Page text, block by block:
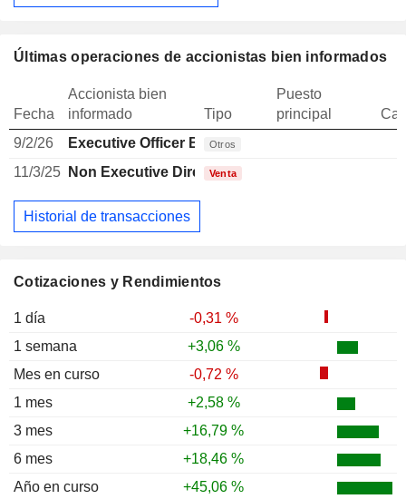
Cotizaciones y Rendimientos
1 día
-0,31 %
1 semana
+3,06 %
Mes en curso
-0,72 %
1 mes
+2,58 %
3 mes
+16,79 %
6 mes
+18,46 %
Año en curso
+45,06 %
Últimas operaciones de accionistas bien informados
Fecha
Accionista bien
informado
Tipo
Puesto
principal
9/2/26
Executive Officer Brazilian
Otros
11/3/25 Non Executive Director Brazilian
Venta
Historial de transacciones